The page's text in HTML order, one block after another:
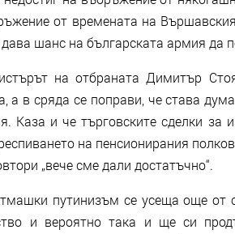
от времената на
шанс на българската армия да
на отбраната Димитър
а в сряда се поправи, че става
Каза и че търговските сделки
на пенсионирания
„вече сме дали достатъчно“.
путинизъм се усеща още от
и вероятно така и ще си